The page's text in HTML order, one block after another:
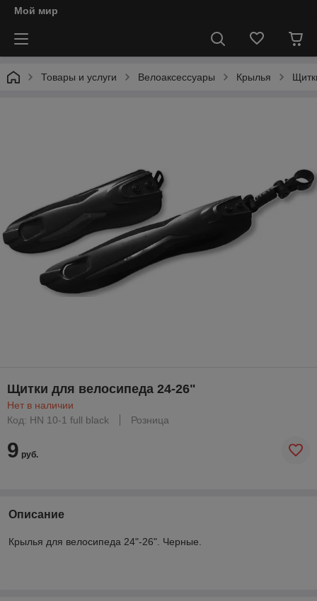
Мой мир
Товары и услуги Велоаксессуары Крылья
Щитки для велосипеда 24-26"
Нет в наличии
Код: HN 10-1 full black
Розница
9 руб.
Описание
Крылья для велосипеда 24"-26". Черные.